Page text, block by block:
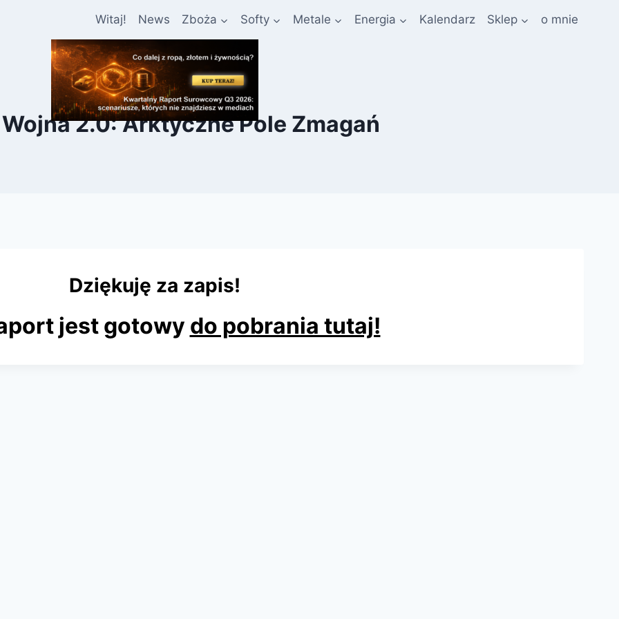
Witaj! News Zboża Softy Metale Energia Kalendarz Sklep o mnie
2.0: Arktyczne Pole Zmagań
Dziękuję za zapis!
jest gotowy do pobrania tutaj!